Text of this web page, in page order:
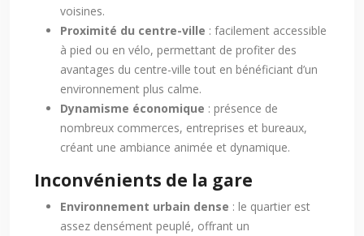
voisines.
Proximité du centre-ville : facilement accessible
à pied ou en vélo, permettant de profiter des
avantages du centre-ville tout en bénéficiant d’un
environnement plus calme.
Dynamisme économique : présence de
nombreux commerces, entreprises et bureaux,
créant une ambiance animée et dynamique.
Inconvénients de la gare
Environnement urbain dense : le quartier est
assez densément peuplé, offrant un